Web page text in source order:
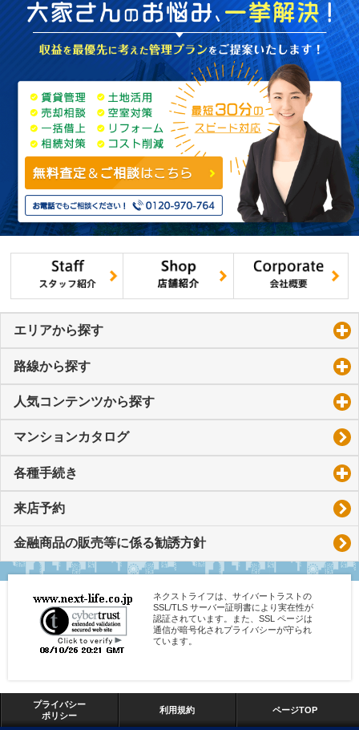
エリアから探す
路線から探す
人気コンテンツから探す
マンションカタログ
各種手続き
来店予約
金融商品の販売等に係る勧誘方針
ネクストライフは、サイバートラストの
SSL/TLS サーバー証明書により実在性が
認証されています。また、SSL ページは
通信が暗号化されプライバシーが守られ
ています。
プライバシー
ポリシー
利用規約 ページTOP